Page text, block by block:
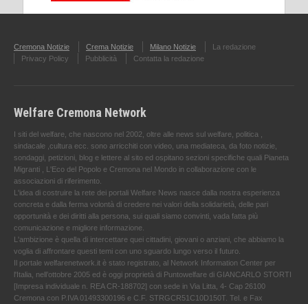
Cremona Notizie Crema Notizie Milano Notizie
La redazione
Privacy Policy
Pubblicità Contatta la redazione
Welfare Cremona Network
I siti del welfare, che nascono nel 2002, oltre alle news sul welfare, politica ,
sindacale ,cultura ecc. sono arricchiti con video, una mediateca, da foto notizie,
sondaggi, petizioni, blog e lettere al sito ed ospitano sezioni specifiche quali Pianeta
Migranti , L'Eco del Popolo e Cremona nel Mondo in collaborazione con le
associazioni di riferimento.
L'idea di costruire la rete dei portali Welfare News nasce dalla nostra esperienza
concreta e dalla ferma volontà di credere nei valori della solidarietà, delle pari
opportunità e dei diritti alla persona, sui quali siamo convinti, vada fatta più
comunicazione e migliore informazione.
L'ambizione è quella di intercettare quei cittadini, giovani o anziani, che abbiamo la
voglia di affrontare questi temi con uno sguardo lungo verso il futuro.
Il portale welfarenetwork.it è stato registrato, al Network Information Center per
l'Italia, nell’ottobre 2005 ed è oggi proprietà di Puntowelfare di GIANCARLO STORTI
[Impresa individuale n. REA CR-188702] con sede in Via Litta, 4- Cap 26100
Cremona con P.IVA 01493300196 e C.F. STRGCR51C10D150T. Tel. e Fax